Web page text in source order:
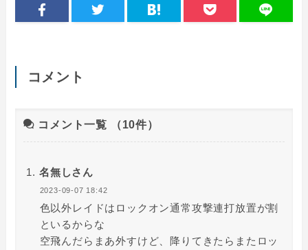
コメント
コメント一覧 （10件）
名無しさん
2023-09-07 18:42
色以外レイドはロックオン通常攻撃連打放置が割
といるからな
空飛んだらまあ外すけど、降りてきたらまたロッ